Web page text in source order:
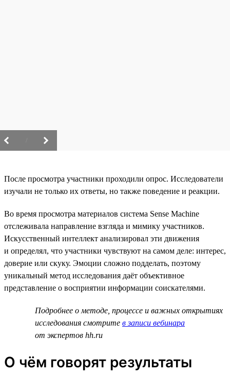
После просмотра участники проходили опрос. Исследователи
изучали не только их ответы, но также поведение и реакции.
Во время просмотра материалов система Sense Machine
отслеживала направление взгляда и мимику участников.
Искусственный интеллект анализировал эти движения
и определял, что участники чувствуют на самом деле: интерес,
доверие или скуку. Эмоции сложно подделать, поэтому
уникальный метод исследования даёт объективное
представление о восприятии информации соискателями.
Подробнее о методе, процессе и важных открытиях
исследования смотрите в записи вебинара
от экспертов hh.ru
О чём говорят результаты